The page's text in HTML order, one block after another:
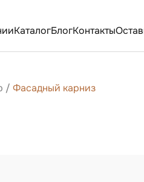
КаталогБлогКонтакты
/ Фасадный карниз